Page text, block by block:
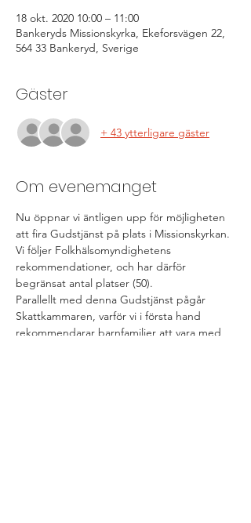
18 okt. 2020 10:00 – 11:00
Bankeryds Missionskyrka, Ekeforsvägen 22,
564 33 Bankeryd, Sverige
Gäster
+ 43 ytterligare gäster
Om evenemanget
Nu öppnar vi äntligen upp för möjligheten
att fira Gudstjänst på plats i Missionskyrkan.
Vi följer Folkhälsomyndighetens
rekommendationer, och har därför
begränsat antal platser (50).
Parallellt med denna Gudstjänst pågår
Skattkammaren, varför vi i första hand
rekommendarar barnfamiljer att vara med